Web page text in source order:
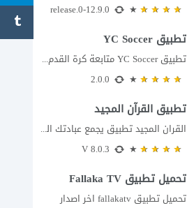
تطبيق YC Soccer
تطبيق YC Soccer متابعة كرة القدم لحظة بلحظة مع اقتراب مباراة مصر والأرجنتين في...
تطبيق القرآن المجيد
القران المجيد تطبيق يجمع عبادتك اليومية في مكان واحد إذا كنت تبحث عن تطبيق...
تحميل تطبيق Fallaka TV
تحميل تطبيق fallakatv اخر اصدار